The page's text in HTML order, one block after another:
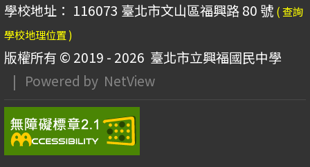
學校地址： 116073 臺北市文山區福興路 80 號 ( 查詢
學校地理位置 )
版權所有 © 2019 - 2026 臺北市立興福國民中學
| Powered by NetView